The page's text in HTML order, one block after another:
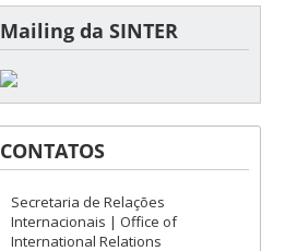
Mailing da SINTER
CONTATOS
Secretaria de Relações
Internacionais | Office of
International Relations